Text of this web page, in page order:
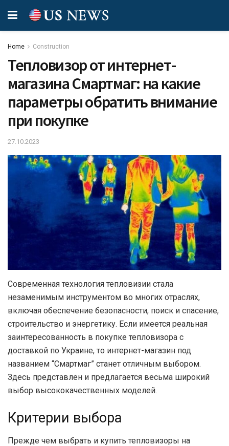
Home Construction
Тепловизор от интернет-
магазина Смартмаг: на какие
параметры обратить внимание
при покупке
27.10.2023
Современная технология тепловизии стала
незаменимым инструментом во многих отраслях,
включая обеспечение безопасности, поиск и спасение,
строительство и энергетику. Если имеется реальная
заинтересованность в покупке тепловизора с
доставкой по Украине, то интернет-магазин под
названием “Смартмаг” станет отличным выбором.
Здесь представлен и предлагается весьма широкий
выбор высококачественных моделей.
Критерии выбора
Прежде чем выбрать и купить тепловизоры на